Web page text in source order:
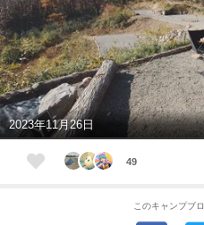
2023年11月26日
49
このキャンプブ